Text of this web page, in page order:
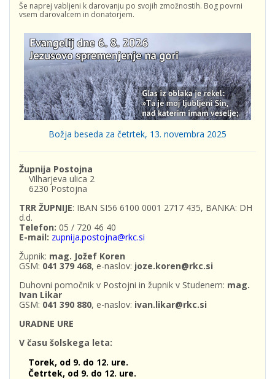
Še naprej vabljeni k darovanju po svojih zmožnostih. Bog povrni
vsem darovalcem in donatorjem.
Božja beseda za četrtek, 13. novembra 2025
Župnija Postojna
Vilharjeva ulica 2
6230 Postojna
TRR ŽUPNIJE: IBAN SI56 6100 0001 2717 435, BANKA: DH
d.d.
Telefon: 05 / 720 46 40
E-mail: zupnija.postojna@rkc.si
Župnik: mag. Jožef Koren
GSM: 041 379 468, e-naslov: joze.koren@rkc.si
Duhovni pomočnik v Postojni in župnik v Studenem: mag.
Ivan Likar
GSM: 041 390 880, e-naslov: ivan.likar@rkc.si
URADNE URE
V času šolskega leta:
Torek, od 9. do 12. ure.
Četrtek, od 9. do 12. ure.